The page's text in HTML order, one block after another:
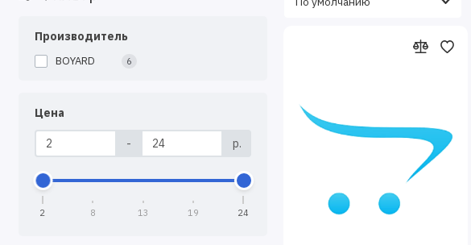
Производитель
BOYARD 6
Цена
- р.
2 8 13 19 24